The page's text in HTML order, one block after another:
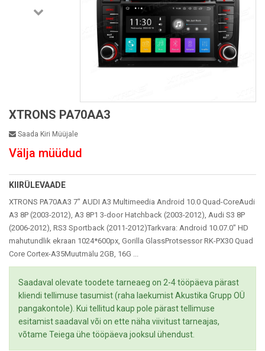
XTRONS PA70AA3
Saada Kiri Müüjale
Välja müüdud
KIIRÜLEVAADE
XTRONS PA70AA3 7" AUDI A3 Multimeedia Android 10.0 Quad-CoreAudi
A3 8P (2003-2012), A3 8P1 3-door Hatchback (2003-2012), Audi S3 8P
(2006-2012), RS3 Sportback (2011-2012)Tarkvara: Android 10.07.0" HD
mahutundlik ekraan 1024*600px, Gorilla GlassProtsessor RK-PX30 Quad
Core Cortex-A35Muutmälu 2GB, 16G ...
Saadaval olevate toodete tarneaeg on 2-4 tööpäeva pärast
kliendi tellimuse tasumist (raha laekumist Akustika Grupp OÜ
pangakontole). Kui tellitud kaup pole pärast tellimuse
esitamist saadaval või on ette näha viivitust tarneajas,
võtame Teiega ühe tööpäeva jooksul ühendust.